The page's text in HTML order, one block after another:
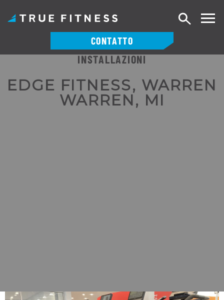
contenuto
CONTATTO
Ricerca
INSTALLAZIONI
EDGE FITNESS, WARREN
WARREN, MI